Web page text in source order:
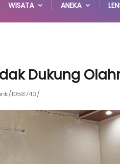
WISATA ANEKA
Dukung
1058743/